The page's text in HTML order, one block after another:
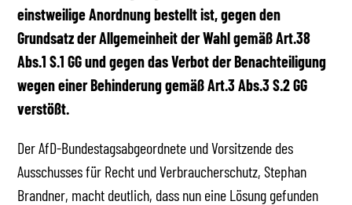
einstweilige Anordnung bestellt ist, gegen den
Grundsatz der Allgemeinheit der Wahl gemäß Art.38
Abs.1 S.1 GG und gegen das Verbot der Benachteiligung
wegen einer Behinderung gemäß Art.3 Abs.3 S.2 GG
verstößt.
Der AfD-Bundestagsabgeordnete und Vorsitzende des
Ausschusses für Recht und Verbraucherschutz, Stephan
Brandner, macht deutlich, dass nun eine Lösung gefunden